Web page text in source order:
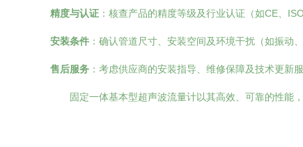
精度与认证 ：核查产品的精度等级及行业认证（如CE、
安装条件 ：确认管道尺寸、安装空间及环境干扰（如振动
售后服务 ：考虑供应商的安装指导、维修保障及技术更新
固定一体基本型超声波流量计以其高效、可靠的性能